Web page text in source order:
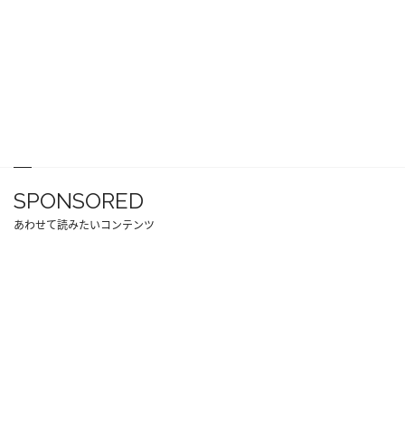
SPONSORED
あわせて読みたいコンテンツ